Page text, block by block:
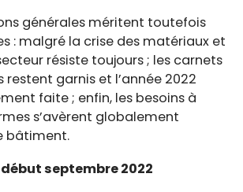
générales méritent toutefois
: malgré la crise des matériaux et
résiste toujours ; les carnets
garnis et l’année 2022
faite ; enfin, les besoins à
s’avèrent globalement
bâtiment.
septembre 2022